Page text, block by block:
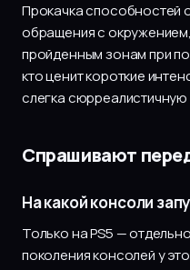
Прокачка способностей
обращения с
пройденным зонам при
кто ценит короткие
слегка сюрреалистичную
Спрашивают
На какой консоли
Только на PS5 —
поколения консолей у